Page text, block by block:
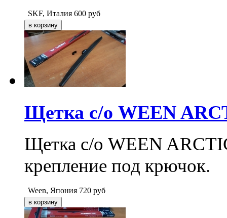
SKF, Италия 600 руб
Щетка с/о WEEN
Щетка с/о WEEN
крепление под крючок.
Ween, Япония 720 руб